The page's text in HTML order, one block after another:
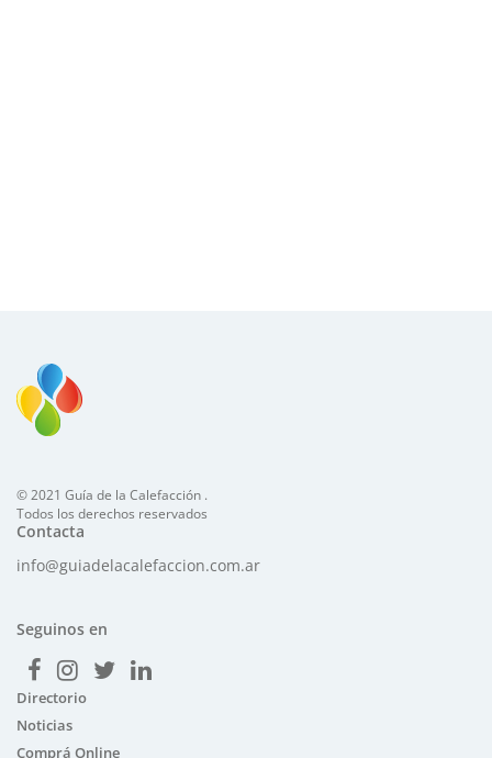
© 2021 Guía de la Calefacción .
Todos los derechos reservados
Contacta
info@guiadelacalefaccion.com.ar
Seguinos en
Directorio
Noticias
Comprá Online